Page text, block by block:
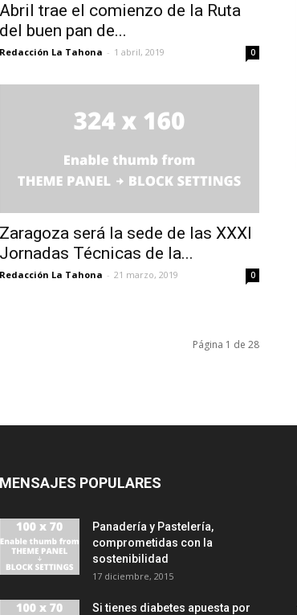
Abril trae el comienzo de la Ruta
del buen pan de...
Redacción La Tahona - 1 abril, 2019 0
Zaragoza será la sede de las XXXI
Jornadas Técnicas de la...
Redacción La Tahona - 21 marzo, 2019 0
Página 1 de 28
MENSAJES POPULARES
Panadería y Pastelería,
comprometidas con la
sostenibilidad
17 diciembre, 2015
Si tienes diabetes apuesta por